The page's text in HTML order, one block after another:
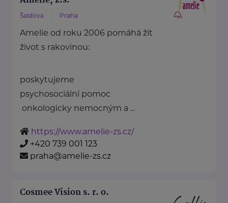
Šaldova Praha
Amelie od roku 2006 pomáhá žít
život s rakovinou:
poskytujeme
psychosociální pomoc
onkologicky nemocným a ...
https://www.amelie-zs.cz/
+420 739 001 123
praha@amelie-zs.cz
Cosmee Vision s. r. o.